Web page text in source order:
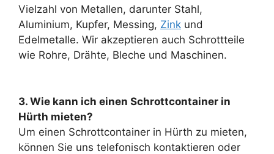
Vielzahl von Metallen, darunter Stahl,
Aluminium, Kupfer, Messing, Zink und
Edelmetalle. Wir akzeptieren auch Schrottteile
wie Rohre, Drähte, Bleche und Maschinen.
3. Wie kann ich einen Schrottcontainer in
Hürth mieten?
Um einen Schrottcontainer in Hürth zu mieten,
können Sie uns telefonisch kontaktieren oder